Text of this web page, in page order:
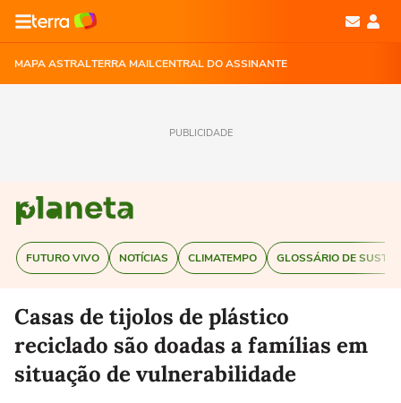
MAPA ASTRALTERRA MAILCENTRAL DO ASSINANTE
PUBLICIDADE
FUTURO VIVO NOTÍCIAS CLIMATEMPO GLOSSÁRIO DE
Casas de tijolos de plástico
reciclado são doadas a famílias em
situação de vulnerabilidade